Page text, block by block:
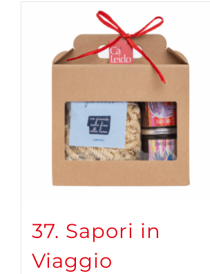
37. Sapori in
Viaggio